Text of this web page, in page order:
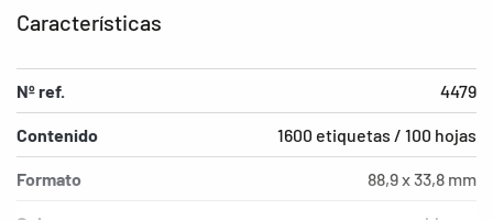
Características
Nº ref. 4479
Contenido 1600 etiquetas / 100 hojas
Formato 88,9 x 33,8 mm